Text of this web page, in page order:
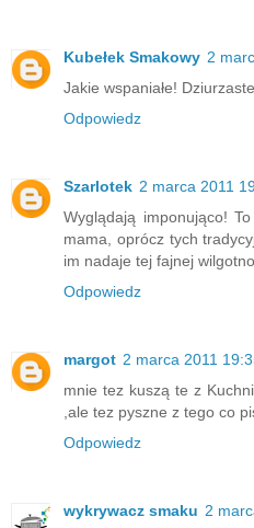
Kubełek Smakowy 2
Jakie wspaniałe!
Odpowiedz
Szarlotek 2 marca 2011
Wyglądają imponująco!
mama, oprócz tych
im nadaje tej fajnej
Odpowiedz
margot 2 marca 2011
mnie tez kuszą te z
,ale tez pyszne z tego co
Odpowiedz
wykrywacz smaku 2